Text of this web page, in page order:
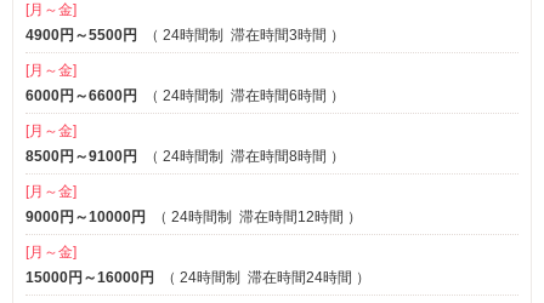
[月～金]
4900円～5500円
（ 24時間制 滞在時間3時間 ）
[月～金]
6000円～6600円
（ 24時間制 滞在時間6時間 ）
[月～金]
8500円～9100円
（ 24時間制 滞在時間8時間 ）
[月～金]
9000円～10000円
（ 24時間制 滞在時間12時間 ）
[月～金]
15000円～16000円
（ 24時間制 滞在時間24時間 ）